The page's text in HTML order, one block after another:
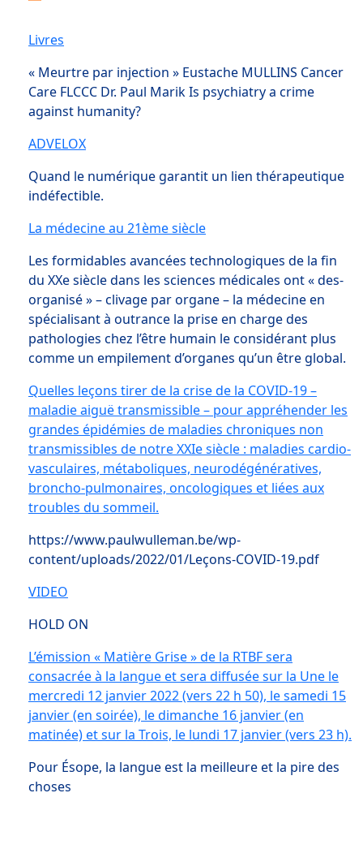
Livres
« Meurtre par injection » Eustache MULLINS Cancer
Care FLCCC Dr. Paul Marik Is psychiatry a crime
against humanity?
ADVELOX
Quand le numérique garantit un lien thérapeutique
indéfectible.
La médecine au 21ème siècle
Les formidables avancées technologiques de la fin
du XXe siècle dans les sciences médicales ont « des-
organisé » – clivage par organe – la médecine en
spécialisant à outrance la prise en charge des
pathologies chez l’être humain le considérant plus
comme un empilement d’organes qu’un être global.
Quelles leçons tirer de la crise de la COVID-19 –
maladie aiguë transmissible – pour appréhender les
grandes épidémies de maladies chroniques non
transmissibles de notre XXIe siècle : maladies cardio-
vasculaires, métaboliques, neurodégénératives,
broncho-pulmonaires, oncologiques et liées aux
troubles du sommeil.
https://www.paulwulleman.be/wp-
content/uploads/2022/01/Leçons-COVID-19.pdf
VIDEO
HOLD ON
L’émission « Matière Grise » de la RTBF sera
consacrée à la langue et sera diffusée sur la Une le
mercredi 12 janvier 2022 (vers 22 h 50), le samedi 15
janvier (en soirée), le dimanche 16 janvier (en
matinée) et sur la Trois, le lundi 17 janvier (vers 23 h).
Pour Ésope, la langue est la meilleure et la pire des
choses